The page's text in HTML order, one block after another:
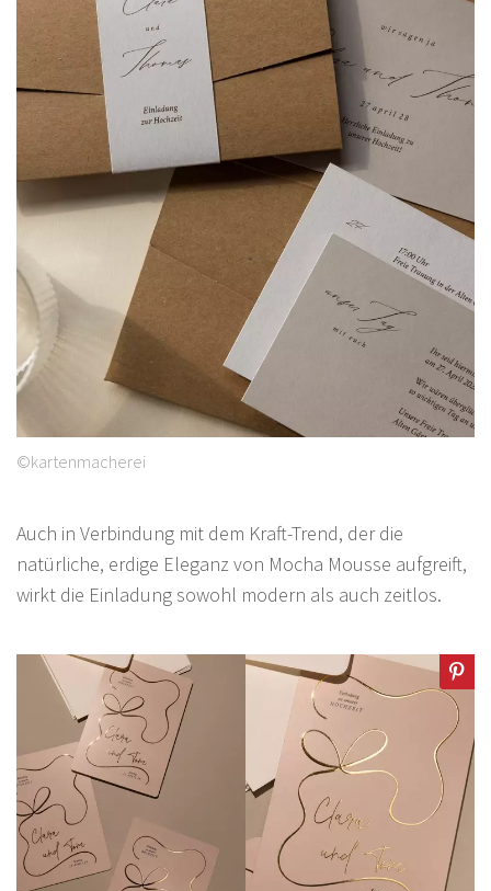
©kartenmacherei
Auch in Verbindung mit dem Kraft-Trend, der die
natürliche, erdige Eleganz von Mocha Mousse aufgreift,
wirkt die Einladung sowohl modern als auch zeitlos.